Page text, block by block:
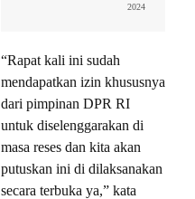
2024
“Rapat kali ini sudah
mendapatkan izin khususnya
dari pimpinan DPR RI
untuk diselenggarakan di
masa reses dan kita akan
putuskan ini di dilaksanakan
secara terbuka ya,” kata